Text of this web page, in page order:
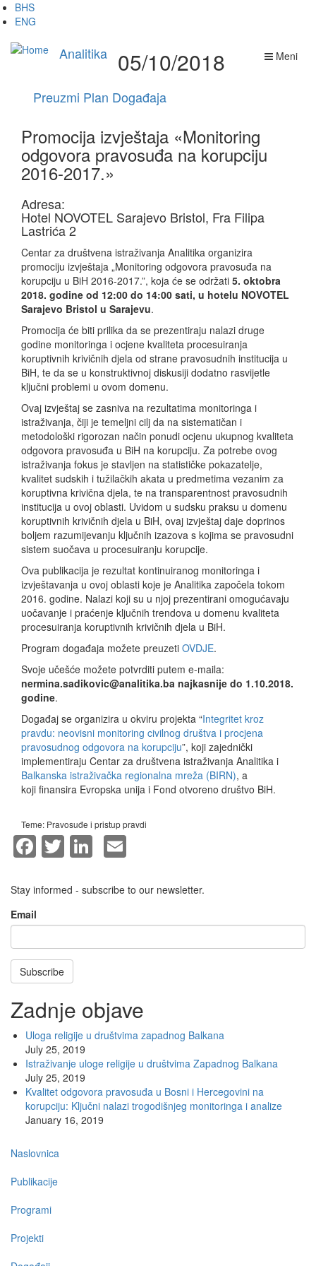
Skip
to
content
BHS
ENG
Analitika Meni
05/10/2018
Preuzmi Plan Događaja
Promocija izvještaja «Monitoring
odgovora pravosuđa na korupciju
2016-2017.»
Adresa:
Hotel NOVOTEL Sarajevo Bristol, Fra Filipa
Lastrića 2
Centar za društvena istraživanja Analitika organizira
promociju izvještaja „Monitoring odgovora pravosuđa na
korupciju u BiH 2016-2017.”, koja će se održati 5. oktobra
2018. godine od 12:00 do 14:00 sati, u hotelu NOVOTEL
Sarajevo Bristol u Sarajevu.
Promocija će biti prilika da se prezentiraju nalazi druge
godine monitoringa i ocjene kvaliteta procesuiranja
koruptivnih krivičnih djela od strane pravosudnih institucija u
BiH, te da se u konstruktivnoj diskusiji dodatno rasvijetle
ključni problemi u ovom domenu.
Ovaj izvještaj se zasniva na rezultatima monitoringa i
istraživanja, čiji je temeljni cilj da na sistematičan i
metodološki rigorozan način ponudi ocjenu ukupnog kvaliteta
odgovora pravosuđa u BiH na korupciju. Za potrebe ovog
istraživanja fokus je stavljen na statističke pokazatelje,
kvalitet sudskih i tužilačkih akata u predmetima vezanim za
koruptivna krivična djela, te na transparentnost pravosudnih
institucija u ovoj oblasti. Uvidom u sudsku praksu u domenu
koruptivnih krivičnih djela u BiH, ovaj izvještaj daje doprinos
boljem razumijevanju ključnih izazova s kojima se pravosudni
sistem suočava u procesuiranju korupcije.
Ova publikacija je rezultat kontinuiranog monitoringa i
izvještavanja u ovoj oblasti koje je Analitika započela tokom
2016. godine. Nalazi koji su u njoj prezentirani omogućavaju
uočavanje i praćenje ključnih trendova u domenu kvaliteta
procesuiranja koruptivnih krivičnih djela u BiH.
Program događaja možete preuzeti OVDJE.
Svoje učešće možete potvrditi putem e-maila:
nermina.sadikovic@analitika.ba najkasnije do 1.10.2018.
godine.
Događaj se organizira u okviru projekta “Integritet kroz
pravdu: neovisni monitoring civilnog društva i procjena
pravosudnog odgovora na korupciju”, koji zajednički
implementiraju Centar za društvena istraživanja Analitika i
Balkanska istraživačka regionalna mreža (BIRN), a
koji finansira Evropska unija i Fond otvoreno društvo BiH.
Teme: Pravosuđe i pristup pravdi
Facebook
TwitterLinkedIn
Stay informed - subscribe to our newsletter.
Email
Subscribe
Zadnje objave
Uloga religije u društvima zapadnog Balkana
July 25, 2019
Istraživanje uloge religije u društvima Zapadnog Balkana
July 25, 2019
Kvalitet odgovora pravosuđa u Bosni i Hercegovini na
korupciju: Ključni nalazi trogodišnjeg monitoringa i analize
January 16, 2019
Main
navigation
Naslovnica
Publikacije
Programi
Projekti